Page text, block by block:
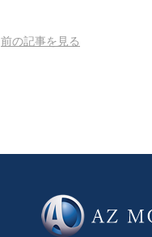
前の記事を見る